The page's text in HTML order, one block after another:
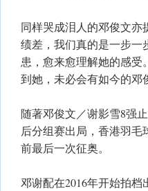
同样哭成泪人的邓俊文
绩差，我们真的是一步一
患，愈来愈理解她的感
到她，未必会有如今的邓
随著邓俊文／谢影雪8强
后分组赛出局，香港羽
前最后一次征奥。
邓谢配在2016年开始拍